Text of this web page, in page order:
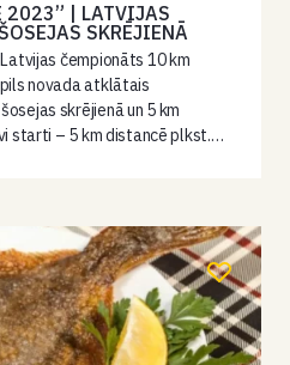
2023” | LATVIJAS
SKRĒJIENĀ
čempionāts 10 km
novada atklātais
skrējienā un 5 km
starti – 5 km distancē plkst.…